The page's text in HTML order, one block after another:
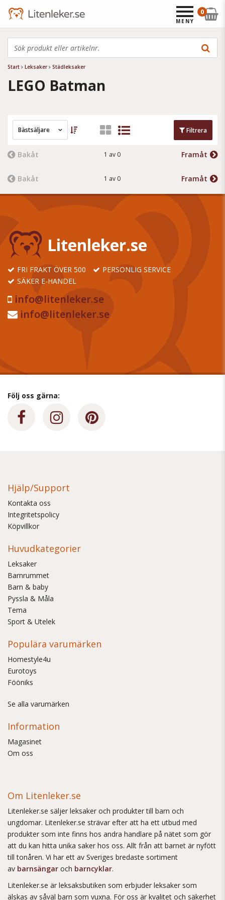
Start Leksaker Städleksaker
LEGO Batman
Bästsäljare Filtrera
Bakåt 1 av 0 Framåt
Bakåt 1 av 0 Framåt
Litenleker.se
FRI FRAKT ÖVER 500
PERSONLIG SERVICE
SÄKER E-HANDEL
info@litenleker.se
info@litenleker.se
Följ oss gärna:
Hjälp/Support
Kontakta oss
Integritetspolicy
Köpvillkor
Huvudkategorier
Leksaker
Barnrummet
Barn & baby
Pyssla & Måla
Tema
Sport & Utelek
Populära varumärken
Homestyle4u
Eurotoys
Fööniks
Se alla varumärken
Information
Magasinet
Om oss
Om Litenleker.se
Litenleker.se säljer leksaker och produkter till barn och
ungdomar. Litenleker.se strävar efter att ha ett utbud med
produkter som inte finns hos andra handlare på nätet som gör
att du kan hitta unika saker hos oss. Allt från att barnet är nyfött
till tonåren. Vi har ett av Sveriges bredaste sortiment
av barnsängar och barncyklar.
Litenleker.se är leksaksbutiken som erbjuder leksaker som
älskas av såväl barn som vuxna. För oss är kvalitet och säkerhet
0
MENY